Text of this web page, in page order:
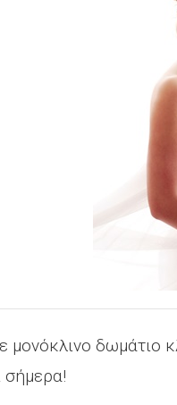
δωμάτιο
σήμερα!